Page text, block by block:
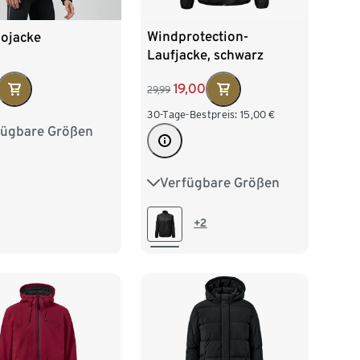
Größen
M 48/50
Windprotection-
Laufjacke, schwarz
29,99 19,00
30-Tage-Bestpreis: 15,00 €
Verfügbare Größen
S 44/46 M 48/50
L 52/54+2